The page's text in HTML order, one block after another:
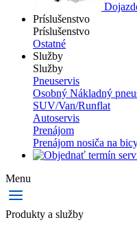
Príslušenstvo
Príslušenstvo
Ostatné
Služby
Služby
Pneuservis
Osobný Nákladný
SUV/Van/Runflat
Autoservis
Prenájom
Prenájom nosiča na
Menu
Produkty a služby